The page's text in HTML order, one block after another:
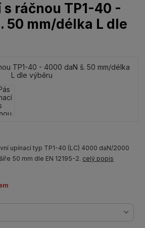
s ráčnou TP1-40 -
50 mm/délka L dle
upínací typ TP1-40 (LC) 4000 daN/2000
50 mm dle EN 12195-2. celý popis